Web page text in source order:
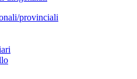
provinciali